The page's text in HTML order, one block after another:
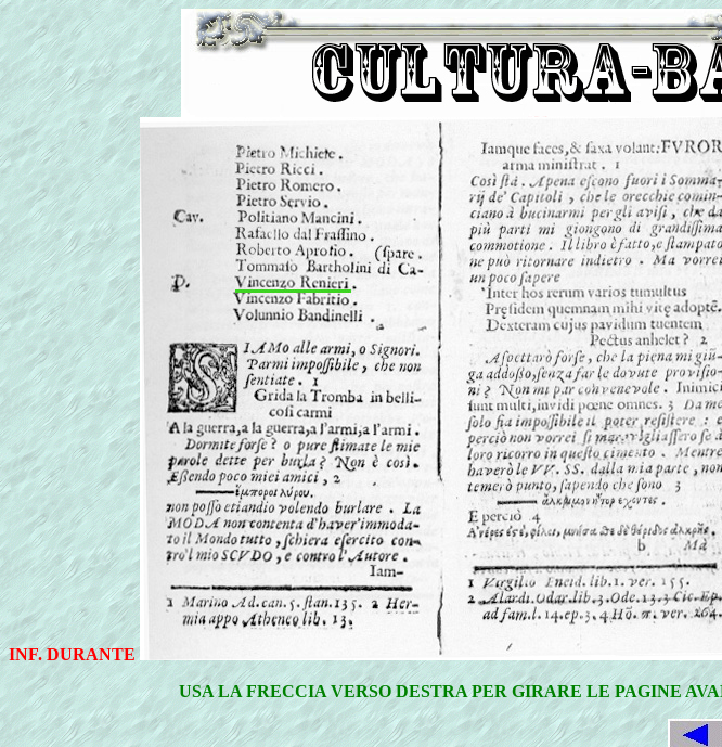
INF. DURANTE
USA LA FRECCIA VERSO DESTRA PER GIRARE LE PAGINE